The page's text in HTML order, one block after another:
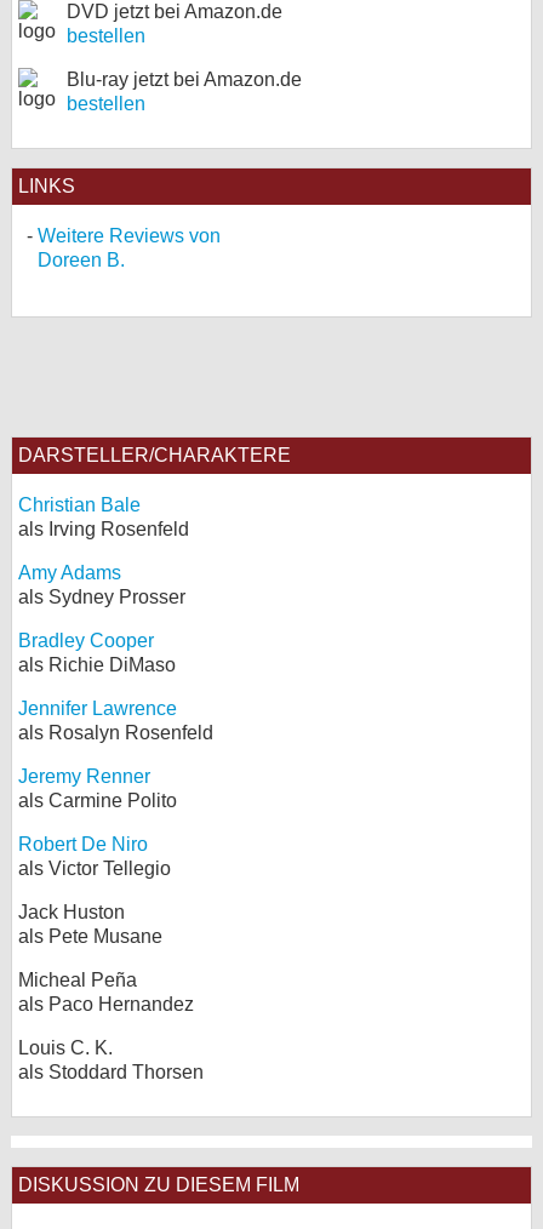
DVD jetzt bei Amazon.de
bestellen
Blu-ray jetzt bei Amazon.de
bestellen
LINKS
Weitere Reviews von
Doreen B.
DARSTELLER/CHARAKTERE
Christian Bale
als Irving Rosenfeld
Amy Adams
als Sydney Prosser
Bradley Cooper
als Richie DiMaso
Jennifer Lawrence
als Rosalyn Rosenfeld
Jeremy Renner
als Carmine Polito
Robert De Niro
als Victor Tellegio
Jack Huston
als Pete Musane
Micheal Peña
als Paco Hernandez
Louis C. K.
als Stoddard Thorsen
DISKUSSION ZU DIESEM FILM